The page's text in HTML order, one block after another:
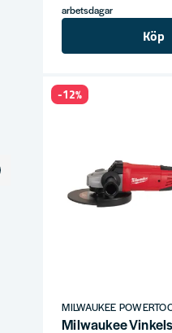
arbetsdagar
Köp
MILWAUKEE
Milwaukee
-12%